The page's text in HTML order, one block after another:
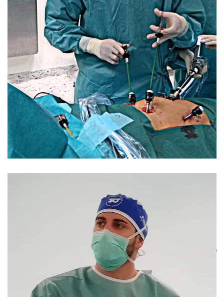
rimozione di emorroidi
trombizzate
Da 130 €
rimozione di corpo estraneo
incisione di cisti o seno pilonidale
Paziente
Dottore eccellente ,bravo ,educato è ti
spiega tutto nella perfezione lo consiglio
vivamente Grazie di tutto dottore
Paziente
Professionalità e competenza ,sempre
disponibile e attento.